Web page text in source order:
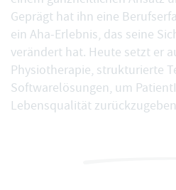
Geprägt hat ihn eine
ein Aha-Erlebnis, das seine
verändert hat. Heute setzt er
Physiotherapie, strukturierte
Softwarelösungen, um
Lebensqualität